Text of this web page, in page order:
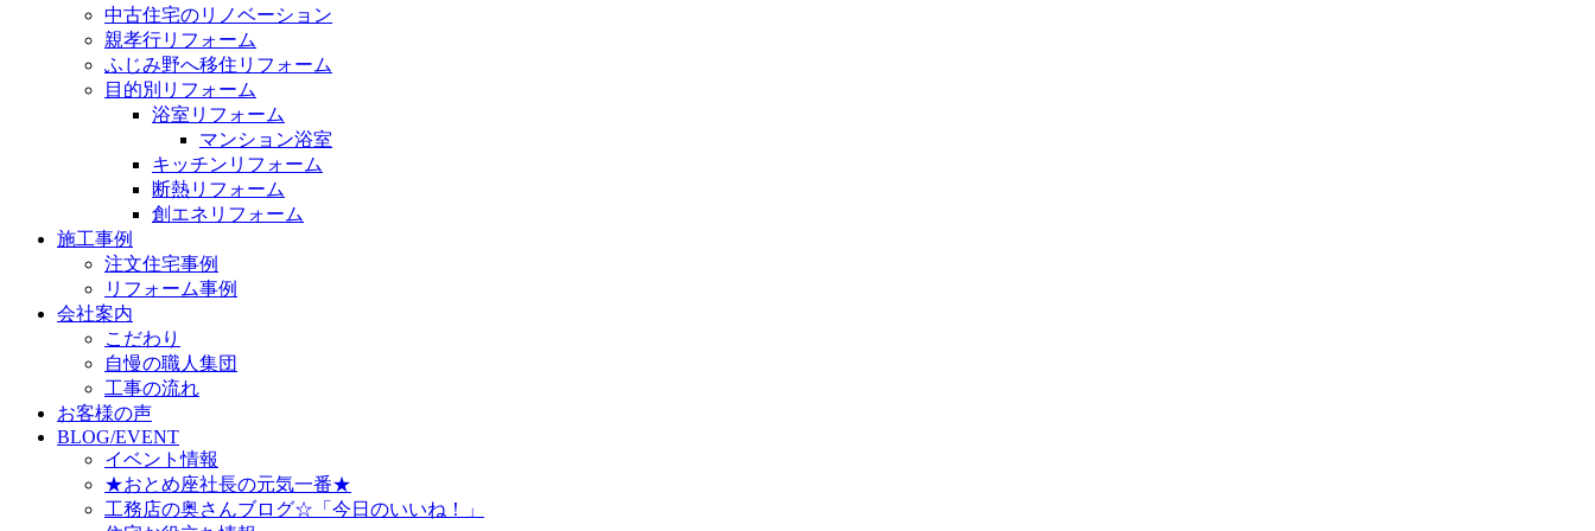
中古住宅のリノベーション
親孝行リフォーム
ふじみ野へ移住リフォーム
目的別リフォーム
浴室リフォーム
マンション浴室
キッチンリフォーム
断熱リフォーム
創エネリフォーム
施工事例
注文住宅事例
リフォーム事例
会社案内
こだわり
自慢の職人集団
工事の流れ
お客様の声
BLOG/EVENT
イベント情報
★おとめ座社長の元気一番★
工務店の奥さんブログ☆「今日のいいね！」